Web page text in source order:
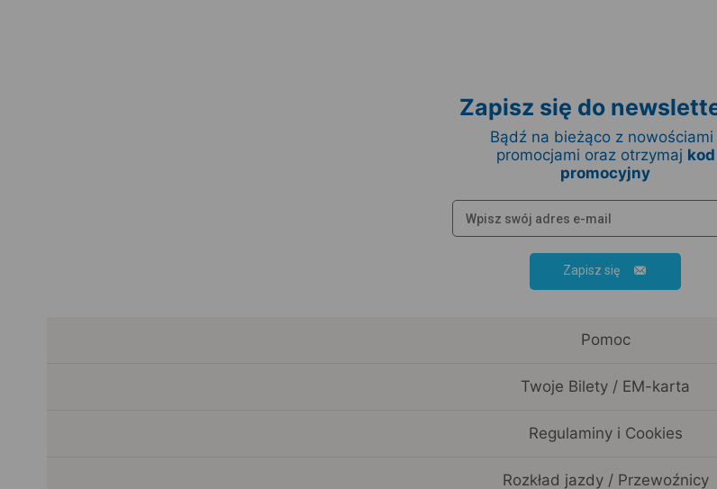
Zapisz się do
Bądź na bieżąco z nowościami
promocjami oraz otrzymaj kod
promocyjny
Zapisz się
Pomoc
Twoje Bilety / EM-karta
Regulaminy i Cookies
Rozkład jazdy / Przewoźnicy